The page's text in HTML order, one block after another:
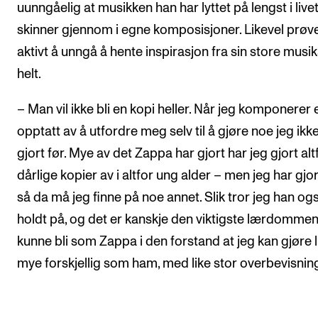
uunngåelig at musikken han har lyttet på lengst i
skinner gjennom i egne komposisjoner. Likevel
aktivt å unngå å hente inspirasjon fra sin store
helt.
– Man vil ikke bli en kopi heller. Når jeg komponerer
opptatt av å utfordre meg selv til å gjøre noe jeg
gjort før. Mye av det Zappa har gjort har jeg gjort
dårlige kopier av i altfor ung alder – men jeg har
så da må jeg finne på noe annet. Slik tror jeg han
holdt på, og det er kanskje den viktigste
kunne bli som Zappa i den forstand at jeg kan gjøre
mye forskjellig som ham, med like stor